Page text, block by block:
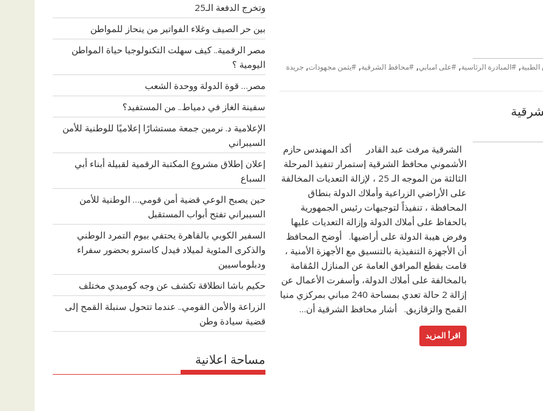
, #المبادرة الرئاسية, #على امبابي, #محافظ الشرقية, #يثمن مجهودات, جريدة
الشرقية مرفت عبد القادر أكد المهندس حازم
الأشموني محافظ الشرقية إستمرار تنفيذ المرحلة
الثالثة من الموجه الـ 25 ، لإزالة التعديات المخالفة
على الأراضي الزراعية وأملاك الدولة بنطاق
المحافظة ، تنفيذاً لتوجيهات رئيس الجمهورية
بالحفاظ على أملاك الدولة وإزالة التعديات عليها
وفرض هيبة الدولة على أراضيها. أوضح المحافظ
أن الأجهزة التنفيذية بالتنسيق مع الأجهزة الأمنية ،
قامت بقطع المرافق العامة عن المنازل المُقامة
بالمخالفة على أملاك الدولة، وأسفرت الأعمال عن
إزالة 2 حالة تعدي بمساحة 240 مباني بمركزي منيا
القمح والزقازيق. أشار محافظ الشرقية أن…
اقرأ المزيد
وتخرج الدفعة الـ25
بين حر الصيف وغلاء الفواتير من ينحاز للمواطن
مصر الرقمية.. كيف سهلت التكنولوجيا حياة المواطن
اليومية ؟
مصر… قوة الدولة ووحدة الشعب
سفينة الغاز في دمياط.. من المستفيد؟
الإعلامية د. نرمين جمعة مستشارًا إعلاميًا للوطنية للأمن
السيبراني
إعلان إطلاق مشروع المكتبة الرقمية لقبيلة أبناء أبي
السباع
حين يصبح الوعي قضية أمن قومي… الوطنية للأمن
السيبراني تفتح أبواب المستقبل
السفير الكوبي بالقاهرة يحتفي بيوم التمرد الوطني
والذكرى المئوية لميلاد فيدل كاسترو بحضور سفراء
ودبلوماسيين
حكيم باشا انطلاقة تكشف عن وجه كوميدي مختلف
الزراعة والأمن القومي.. عندما تتحول سنبلة القمح إلى
قضية سيادة وطن
مساحة اعلانية